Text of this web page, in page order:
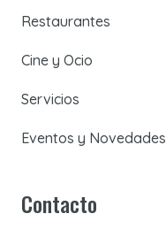
Restaurantes
Cine y Ocio
Servicios
Eventos y Novedades
Contacto